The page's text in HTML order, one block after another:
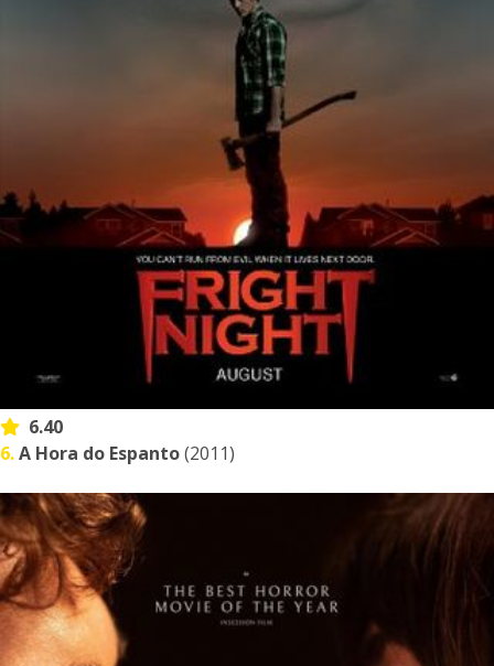
6.40
6.A Hora do Espanto(2011)